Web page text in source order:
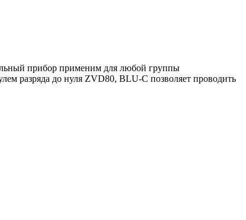
прибор применим для любой группы
разряда до нуля ZVD80, BLU-C позволяет проводить